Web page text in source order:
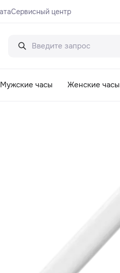
Сервисный центр
Мужские часы Женские часы